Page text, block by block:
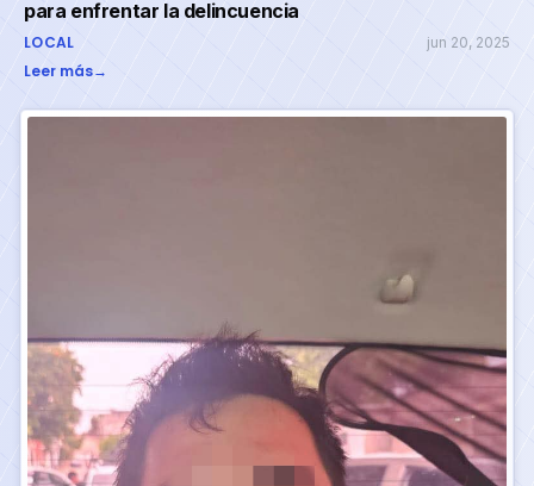
para enfrentar la delincuencia
LOCAL jun 20, 2025
Leer más→